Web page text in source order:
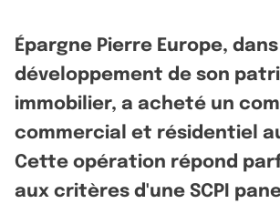
Épargne Pierre Europe,
développement de son
immobilier, a acheté un
commercial et résidentiel
Cette opération répond
aux critères d'une SCPI